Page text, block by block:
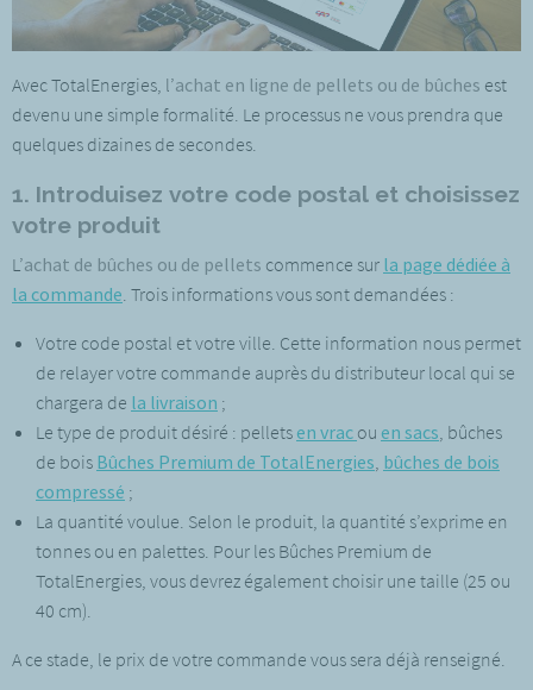
Avec TotalEnergies, l’achat en ligne de pellets ou de bûches est
devenu une simple formalité. Le processus ne vous prendra que
quelques dizaines de secondes.
1. Introduisez votre code postal et choisissez
votre produit
L’achat de bûches ou de pellets commence sur la page dédiée à
la commande. Trois informations vous sont demandées :
Votre code postal et votre ville. Cette information nous permet
de relayer votre commande auprès du distributeur local qui se
chargera de la livraison ;
Le type de produit désiré : pellets en vrac ou en sacs, bûches
de bois Bûches Premium de TotalEnergies, bûches de bois
compressé ;
La quantité voulue. Selon le produit, la quantité s’exprime en
tonnes ou en palettes. Pour les Bûches Premium de
TotalEnergies, vous devrez également choisir une taille (25 ou
40 cm).
A ce stade, le prix de votre commande vous sera déjà renseigné.